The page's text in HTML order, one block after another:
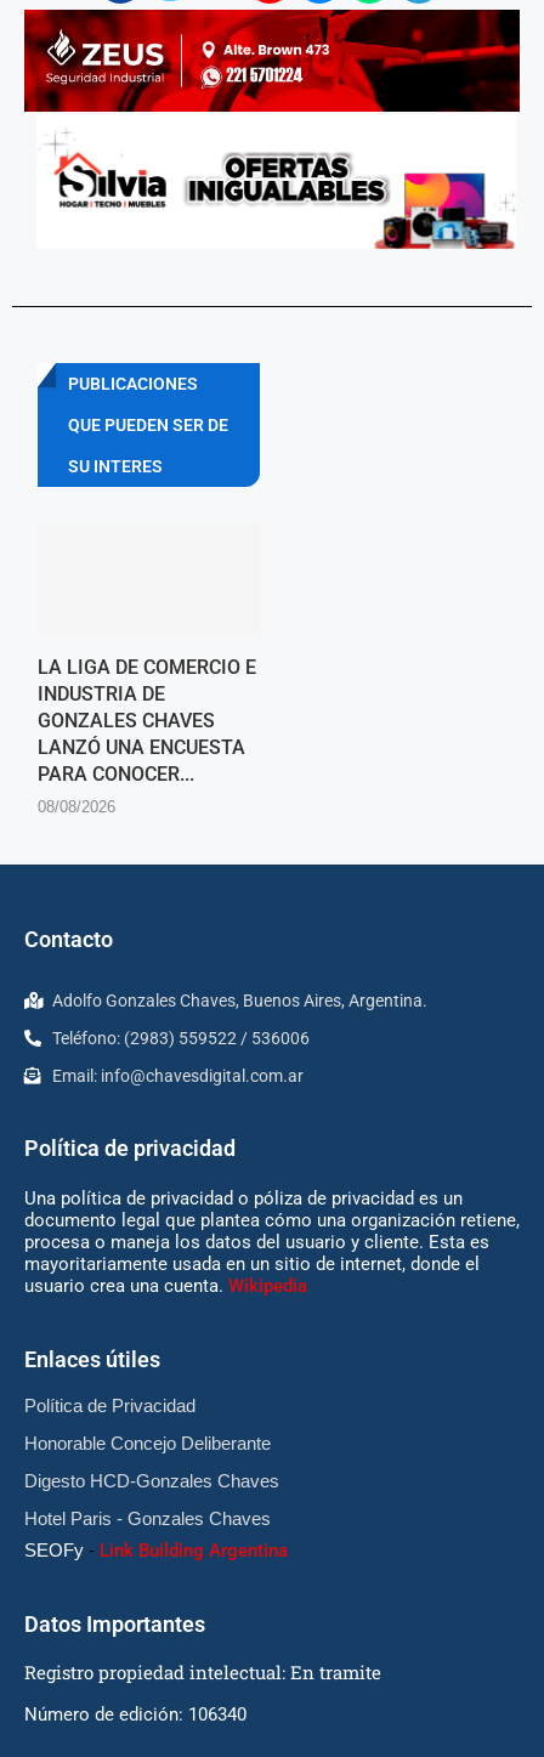
PUBLICACIONES
QUE PUEDEN SER DE
SU INTERES
LA LIGA DE COMERCIO E
INDUSTRIA DE
GONZALES CHAVES
LANZÓ UNA ENCUESTA
PARA CONOCER...
08/08/2026
Contacto
Adolfo Gonzales Chaves, Buenos Aires, Argentina.
Teléfono: (2983) 559522 / 536006
Email: info@chavesdigital.com.ar
Política de privacidad
Una política de privacidad o póliza de privacidad es un
documento legal que plantea cómo una organización retiene,
procesa o maneja los datos del usuario y cliente. Esta es
mayoritariamente usada en un sitio de internet, donde el
usuario crea una cuenta. Wikipedia
Enlaces útiles
Política de Privacidad
Honorable Concejo Deliberante
Digesto HCD-Gonzales Chaves
Hotel Paris - Gonzales Chaves
SEOFy - Link Building Argentina
Datos Importantes
Registro propiedad intelectual: En tramite
Número de edición: 106340